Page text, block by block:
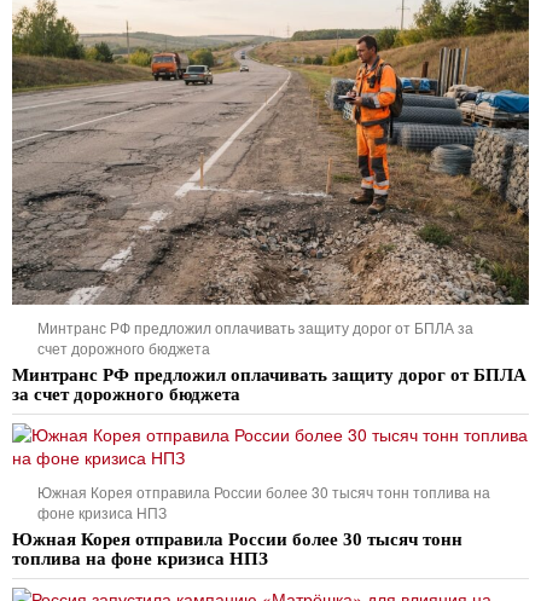
Минтранс РФ предложил оплачивать защиту дорог от БПЛА за
счет дорожного бюджета
Минтранс РФ предложил оплачивать защиту дорог от БПЛА
за счет дорожного бюджета
Южная Корея отправила России более 30 тысяч тонн топлива на
фоне кризиса НПЗ
Южная Корея отправила России более 30 тысяч тонн
топлива на фоне кризиса НПЗ